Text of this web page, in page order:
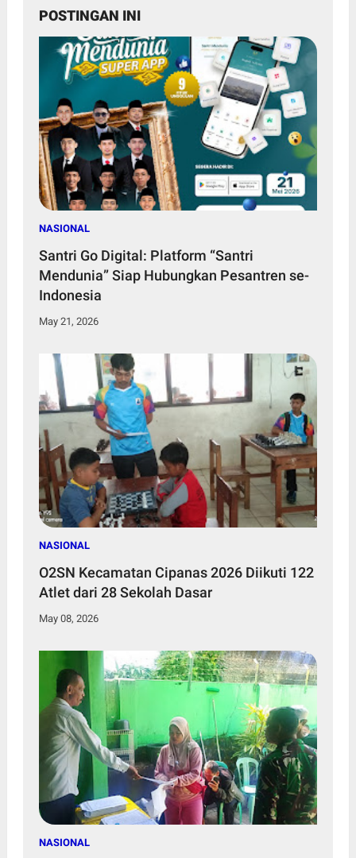
POSTINGAN INI
NASIONAL
Santri Go Digital: Platform “Santri
Mendunia” Siap Hubungkan Pesantren se-
Indonesia
May 21, 2026
NASIONAL
O2SN Kecamatan Cipanas 2026 Diikuti 122
Atlet dari 28 Sekolah Dasar
May 08, 2026
NASIONAL